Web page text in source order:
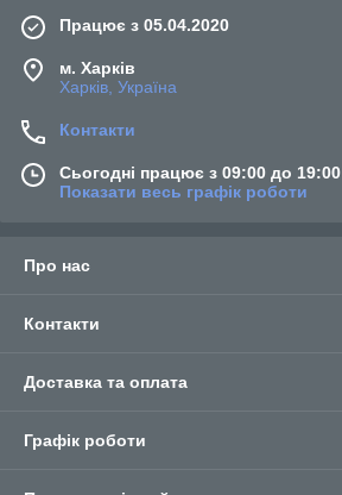
Працює з 05.04.2020
м. Харків
Харків, Україна
Контакти
Сьогодні працює з 09:00 до 19:00
Показати весь графік роботи
Про нас
Контакти
Доставка та оплата
Графік роботи